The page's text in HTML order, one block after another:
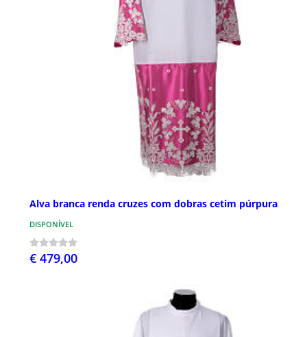
Alva branca renda cruzes com dobras cetim púrpura
DISPONÍVEL
€ 479,00